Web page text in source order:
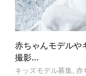
赤ちゃんモデルや
撮影...
キッズモデル募集, 赤